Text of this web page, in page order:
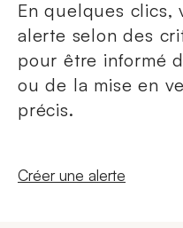
En quelques clics,
alerte selon des
pour être informé
ou de la mise en
précis.
Nouvelle fenêtre
Créer une alerte